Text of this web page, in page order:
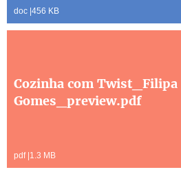
doc 456 KB
Cozinha com Twist_Filipa
Gomes_preview.pdf
pdf| 1.3 MB